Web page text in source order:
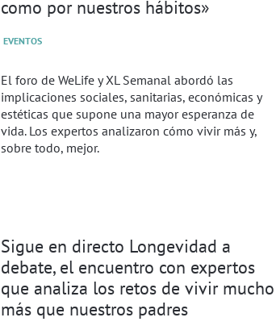
como por nuestros hábitos»
EVENTOS
El foro de WeLife y XL Semanal abordó las
implicaciones sociales, sanitarias, económicas y
estéticas que supone una mayor esperanza de
vida. Los expertos analizaron cómo vivir más y,
sobre todo, mejor.
Sigue en directo Longevidad a
debate, el encuentro con expertos
que analiza los retos de vivir mucho
más que nuestros padres